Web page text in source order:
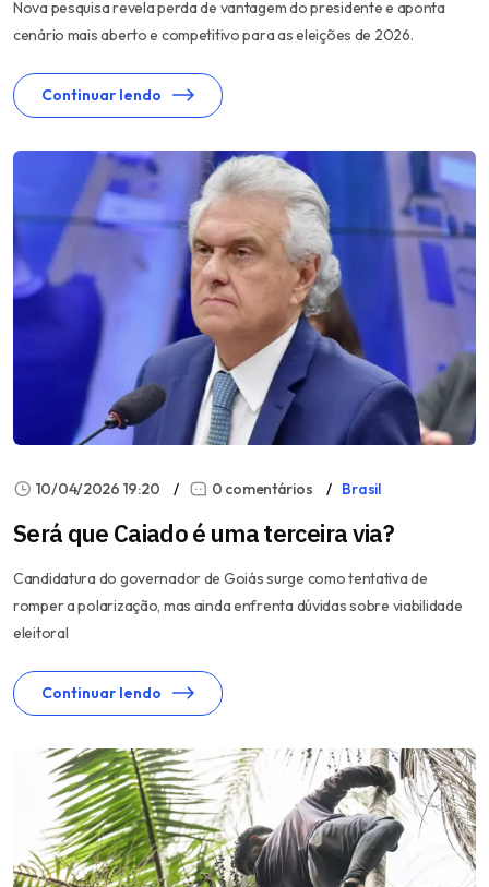
Nova pesquisa revela perda de vantagem do presidente e aponta
cenário mais aberto e competitivo para as eleições de 2026.
Continuar lendo
10/04/2026 19:20 0 comentários Brasil
Será que Caiado é uma terceira via?
Candidatura do governador de Goiás surge como tentativa de
romper a polarização, mas ainda enfrenta dúvidas sobre viabilidade
eleitoral
Continuar lendo